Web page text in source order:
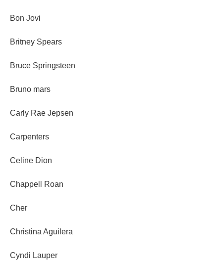
Bon Jovi
Britney Spears
Bruce Springsteen
Bruno mars
Carly Rae Jepsen
Carpenters
Celine Dion
Chappell Roan
Cher
Christina Aguilera
Cyndi Lauper